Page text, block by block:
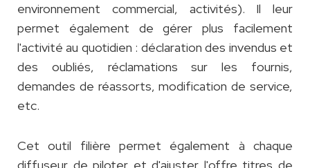
environnement commercial, activités). Il leur
permet également de gérer plus facilement
l'activité au quotidien : déclaration des invendus et
des oubliés, réclamations sur les fournis,
demandes de réassorts, modification de service,
etc.
Cet outil filière permet également à chaque